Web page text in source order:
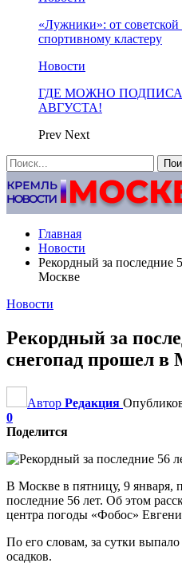
«Лужники»: от
спортивному кластеру
Новости
ГДЕ МОЖНО
АВГУСТА!
Prev Next
Главная
Новости
Рекордный за последние
Москве
Новости
Рекордный за
снегопад прошел в
Автор Редакция
0
Поделится
В Москве в пятницу, 9 января,
последние 56 лет. Об этом
центра погоды «Фобос»
По его словам, за сутки
осадков.